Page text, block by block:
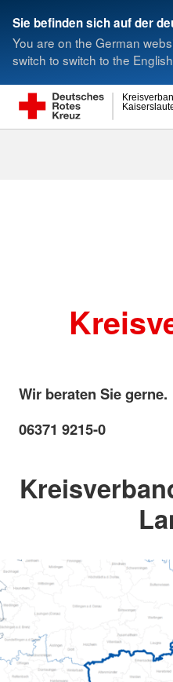
Sie befinden sich auf der
You are on the German
switch to switch to the
Wir beraten Sie gerne.
06371 9215-0